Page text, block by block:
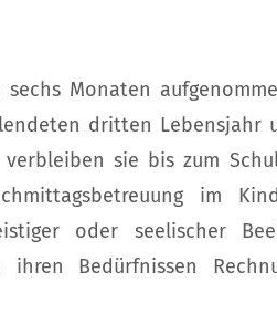
Monaten
dritten Lebensjahr
sie bis zum
im
oder seelischer
Bedürfnissen